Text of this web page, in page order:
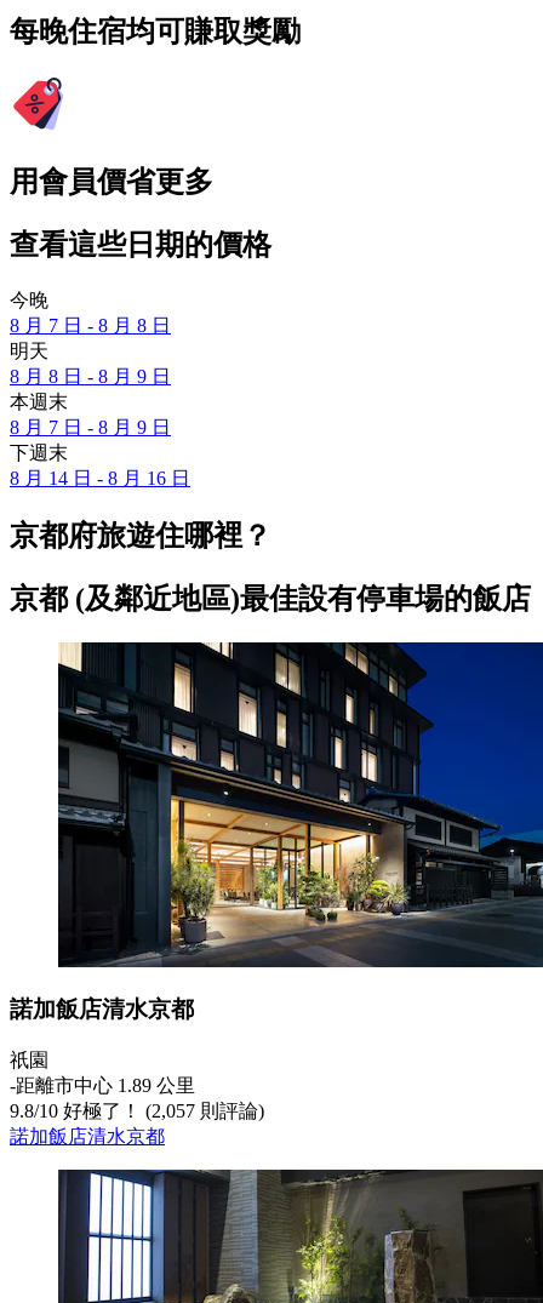
每晚住宿均可賺取獎勵
用會員價省更多
查看這些日期的價格
今晚
8 月 7 日 - 8 月 8 日
明天
8 月 8 日 - 8 月 9 日
本週末
8 月 7 日 - 8 月 9 日
下週末
8 月 14 日 - 8 月 16 日
京都府旅遊住哪裡？
京都 (及鄰近地區)最佳設有停車場的飯店
諾加飯店清水京都
祇園
‐距離市中心 1.89 公里
9.8/10 好極了！ (2,057 則評論)
諾加飯店清水京都